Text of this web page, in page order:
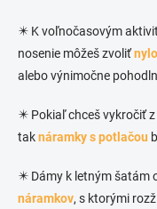
✴️ K voľnočasovým
nosenie môžeš zvoliť
alebo výnimočne
✴️ Pokiaľ chceš vykročiť
taknáramky s potlačou
✴️ Dámy k letným šatám
náramkov, s ktorými